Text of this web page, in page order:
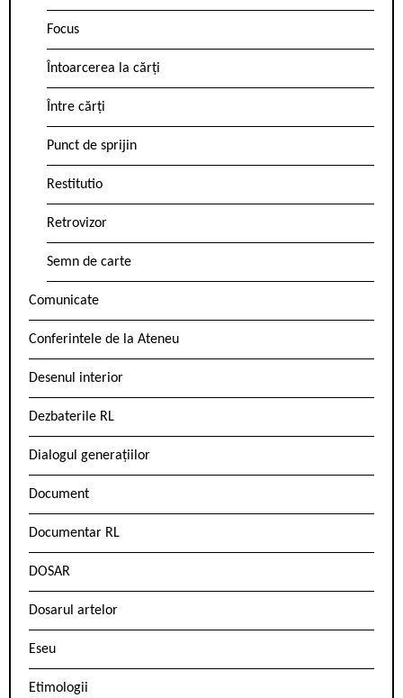
Focus
Întoarcerea la cărți
Între cărți
Punct de sprijin
Restitutio
Retrovizor
Semn de carte
Comunicate
Conferintele de la Ateneu
Desenul interior
Dezbaterile RL
Dialogul generațiilor
Document
Documentar RL
DOSAR
Dosarul artelor
Eseu
Etimologii